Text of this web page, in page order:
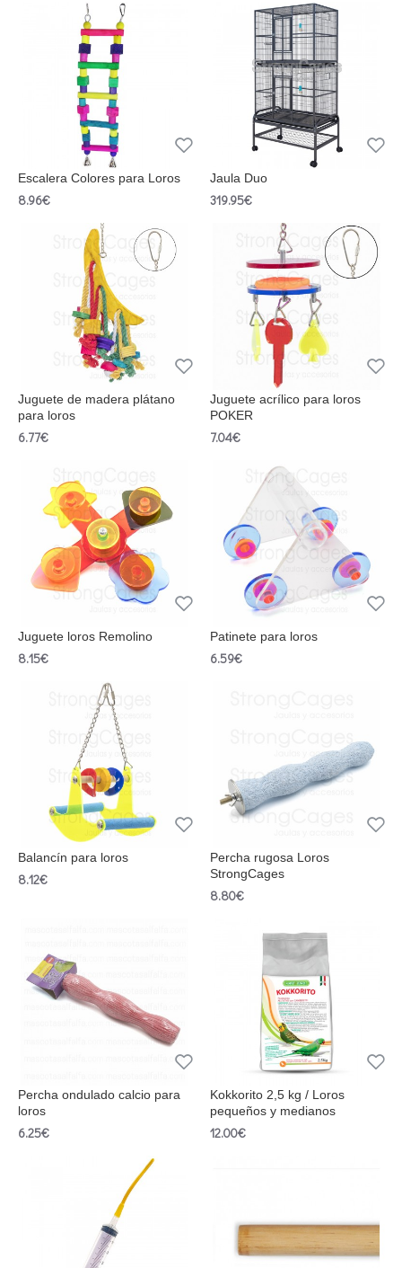
Escalera Colores para Loros
8.96€
Jaula Duo
319.95€
Juguete de madera plátano
para loros
6.77€
Juguete acrílico para loros
POKER
7.04€
Juguete loros Remolino
8.15€
Patinete para loros
6.59€
Balancín para loros
8.12€
Percha rugosa Loros
StrongCages
8.80€
Percha ondulado calcio para
loros
6.25€
Kokkorito 2,5 kg / Loros
pequeños y medianos
12.00€